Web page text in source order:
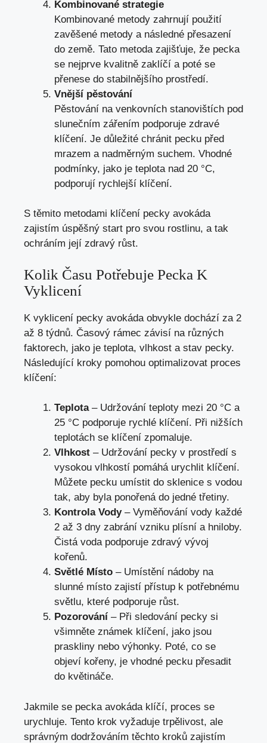
Kombinované strategie
Kombinované metody zahrnují použití
zavěšené metody a následné přesazení
do země. Tato metoda zajišťuje, že pecka
se nejprve kvalitně zaklíčí a poté se
přenese do stabilnějšího prostředí.
Vnější pěstování
Pěstování na venkovních stanovištích pod
slunečním zářením podporuje zdravé
klíčení. Je důležité chránit pecku před
mrazem a nadměrným suchem. Vhodné
podmínky, jako je teplota nad 20 °C,
podporují rychlejší klíčení.
S těmito metodami klíčení pecky avokáda
zajistím úspěšný start pro svou rostlinu, a tak
ochráním její zdravý růst.
Kolik Času Potřebuje Pecka K
Vyklicení
K vyklicení pecky avokáda obvykle dochází za 2
až 8 týdnů. Časový rámec závisí na různých
faktorech, jako je teplota, vlhkost a stav pecky.
Následující kroky pomohou optimalizovat proces
klíčení:
Teplota– Udržování teploty mezi 20 °C a
25 °C podporuje rychlé klíčení. Při nižších
teplotách se klíčení zpomaluje.
Vlhkost – Udržování pecky v prostředí s
vysokou vlhkostí pomáhá urychlit klíčení.
Můžete pecku umístit do sklenice s vodou
tak, aby byla ponořená do jedné třetiny.
Kontrola Vody– Vyměňování vody každé
2 až 3 dny zabrání vzniku plísní a hniloby.
Čistá voda podporuje zdravý vývoj
kořenů.
Světlé Místo – Umístění nádoby na
slunné místo zajistí přístup k potřebnému
světlu, které podporuje růst.
Pozorování – Při sledování pecky si
všimněte známek klíčení, jako jsou
praskliny nebo výhonky. Poté, co se
objeví kořeny, je vhodné pecku přesadit
do květináče.
Jakmile se pecka avokáda klíčí, proces se
urychluje. Tento krok vyžaduje trpělivost, ale
správným dodržováním těchto kroků zajistím